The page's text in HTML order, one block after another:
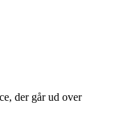
der går ud over